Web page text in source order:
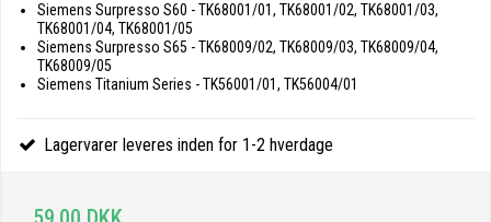
Siemens Surpresso S60 - TK68001/01, TK68001/02, TK68001/03,
TK68001/04, TK68001/05
Siemens Surpresso S65 - TK68009/02, TK68009/03, TK68009/04,
TK68009/05
Siemens Titanium Series - TK56001/01, TK56004/01
Lagervarer leveres inden for 1-2 hverdage